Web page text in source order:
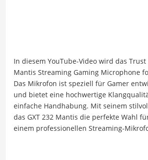
In diesem YouTube-Video wird das Trust
Mantis Streaming Gaming Microphone
Das Mikrofon ist speziell für Gamer
und bietet eine hochwertige
einfache Handhabung. Mit seinem
das GXT 232 Mantis die perfekte Wahl
einem professionellen Streaming-